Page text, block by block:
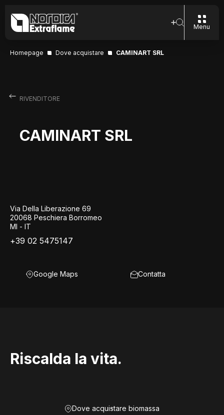
Menu
Homepage Dove acquistare CAMINART SRL
RIVENDITORE
CAMINART SRL
Via Della Liberazione 69
20068 Peschiera Borromeo
MI - IT
+39 02 5475147
Google Maps Contatta
Riscalda la vita.
Dove acquistare biomassa